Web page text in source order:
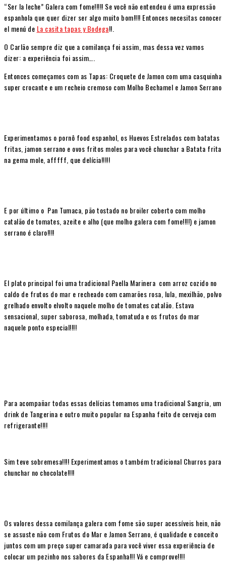
“Ser la leche” Galera com fome!!!!! Se você não entendeu é uma expressão
espanhola que quer dizer ser algo muito bom!!!! Entonces necesitas conocer
el menú de La casita tapas y Bodega!!.
O Carlão sempre diz que a comilança foi assim, mas dessa vez vamos
dizer: a experiência foi assim….
Entonces começamos com as Tapas: Croquete de Jamon com uma casquinha
super crocante e um recheio cremoso com Molho Bechamel e Jamon Serrano
Experimentamos o pornô food espanhol, os Huevos Estrelados com batatas
fritas, jamon serrano e ovos fritos moles para você chunchar a Batata frita
na gema mole, afffff, que delícia!!!!!
E por último o Pan Tumaca, pão tostado no broiler coberto com molho
catalão de tomates, azeite e alho (que molho galera com fome!!!!) e jamon
serrano é claro!!!!
El plato principal foi uma tradicional Paella Marinera com arroz cozido no
caldo de frutos do mar e recheado com camarões rosa, lula, mexilhão, polvo
grelhado envolto elvolto naquele molho de tomates catalão. Estava
sensacional, super saborosa, molhada, tomatuda e os frutos do mar
naquele ponto especial!!!!
Para acompañar todas essas delícias tomamos uma tradicional Sangria, um
drink de Tangerina e outro muito popular na Espanha feito de cerveja com
refrigerante!!!!
Sim teve sobremesa!!!! Experimentamos o também tradicional Churros para
chunchar no chocolate!!!!
Os valores dessa comilança galera com fome são super acessíveis hein, não
se assuste não com Frutos do Mar e Jamon Serrano, é qualidade e conceito
juntos com um preço super camarada para você viver essa experiência de
colocar um pezinho nos sabores da Espanha!!! Vá e comprove!!!!